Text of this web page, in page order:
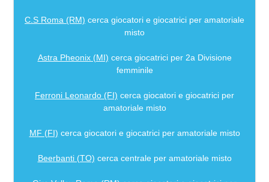
C.S Roma (RM) cerca giocatori e giocatrici per amatoriale
misto
Astra Pheonix (MI) cerca giocatrici per 2a Divisione
femminile
Ferroni Leonardo (FI) cerca giocatori e giocatrici per
amatoriale misto
MF (FI) cerca giocatori e giocatrici per amatoriale misto
Beerbanti (TO) cerca centrale per amatoriale misto